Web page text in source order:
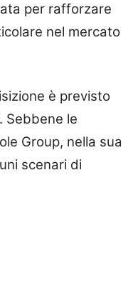
per rafforzare
nel mercato
è previsto
Sebbene le
Group, nella sua
scenari di